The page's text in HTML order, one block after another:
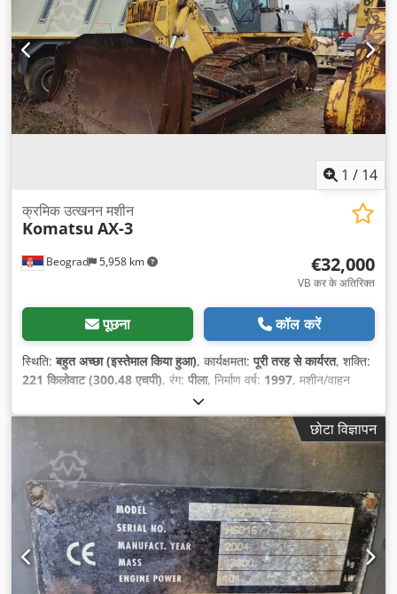
1 / 14
Beograd 5,958 km
क्रमिक उत्खनन मशीन
Komatsu AX-3
€32,000
VB कर के अतिरिक्त
पूछना कॉल करें
स्थिति:बहुत अच्छा (इस्तेमाल किया हुआ), कार्यक्षमता:पूरी तरह से कार्यरत, शक्ति:
221 किलोवाट (300.48 एचपी), रंग: पीला, निर्माण वर्ष: 1997, मशीन/वाहन
छोटा विज्ञापन